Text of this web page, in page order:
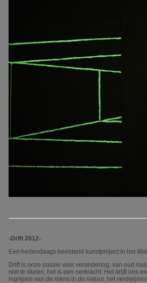
-Drift 2012-
Een hedendaags beeldend kunstproject in het
Drift is onze passie voor verandering, van oud
niet te sturen, het is een oerkracht. Het drijft ons
ingrijpen van de mens in de natuur, het